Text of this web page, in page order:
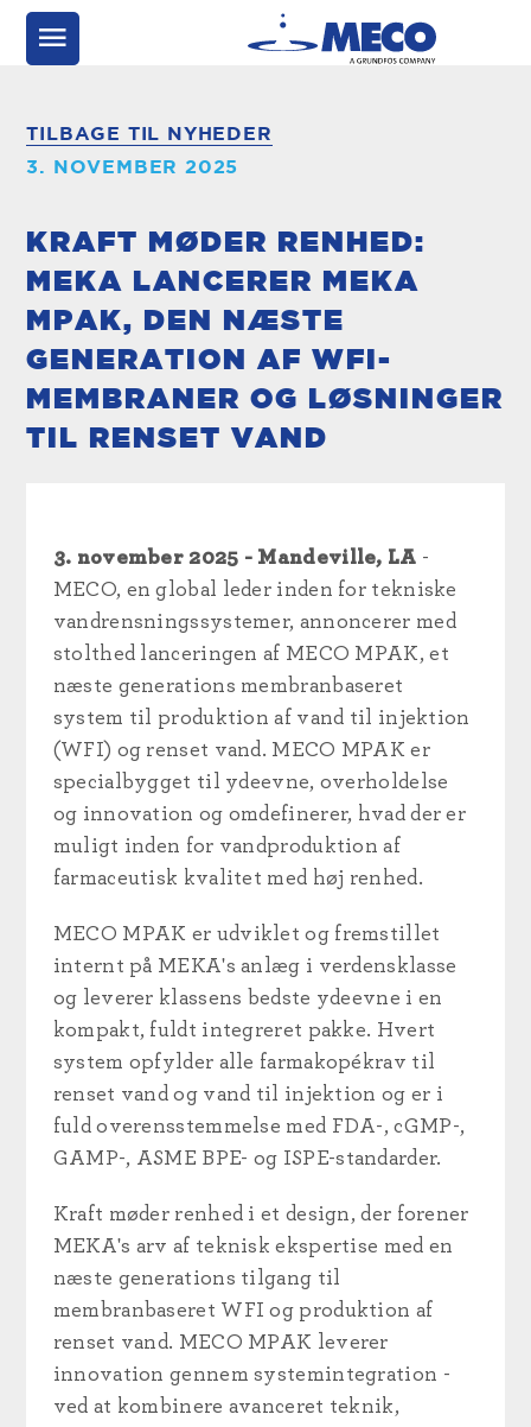
TILBAGE TIL NYHEDER
3. NOVEMBER 2025
KRAFT MØDER RENHED:
MEKA LANCERER MEKA
MPAK, DEN NÆSTE
GENERATION AF WFI-
MEMBRANER OG LØSNINGER
TIL RENSET VAND
3. november 2025 - Mandeville, LA -
MECO, en global leder inden for tekniske
vandrensningssystemer, annoncerer med
stolthed lanceringen af MECO MPAK, et
næste generations membranbaseret
system til produktion af vand til injektion
(WFI) og renset vand. MECO MPAK er
specialbygget til ydeevne, overholdelse
og innovation og omdefinerer, hvad der er
muligt inden for vandproduktion af
farmaceutisk kvalitet med høj renhed.
MECO MPAK er udviklet og fremstillet
internt på MEKA's anlæg i verdensklasse
og leverer klassens bedste ydeevne i en
kompakt, fuldt integreret pakke. Hvert
system opfylder alle farmakopékrav til
renset vand og vand til injektion og er i
fuld overensstemmelse med FDA-, cGMP-,
GAMP-, ASME BPE- og ISPE-standarder.
Kraft møder renhed i et design, der forener
MEKA's arv af teknisk ekspertise med en
næste generations tilgang til
membranbaseret WFI og produktion af
renset vand. MECO MPAK leverer
innovation gennem systemintegration -
ved at kombinere avanceret teknik,